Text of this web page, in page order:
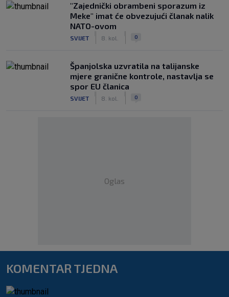
"Zajednički obrambeni sporazum iz
Meke" imat će obvezujući članak nalik
NATO-ovom
SVIJET 8. kol. 0
Španjolska uzvratila na talijanske
mjere granične kontrole, nastavlja se
spor EU članica
SVIJET 8. kol. 0
Oglas
KOMENTAR TJEDNA